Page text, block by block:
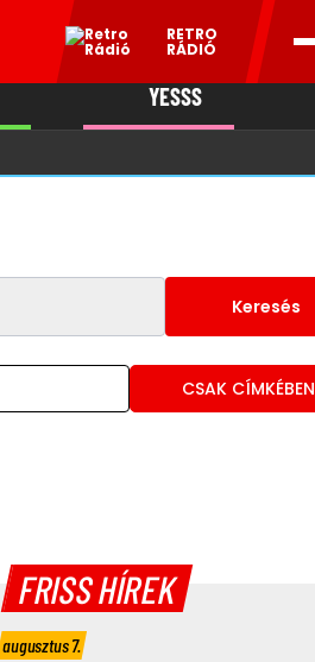
RETRO
RÁDIÓ
YESSS
Keresés
CSAK CÍMKÉBEN
FRISS HÍREK
augusztus 7.